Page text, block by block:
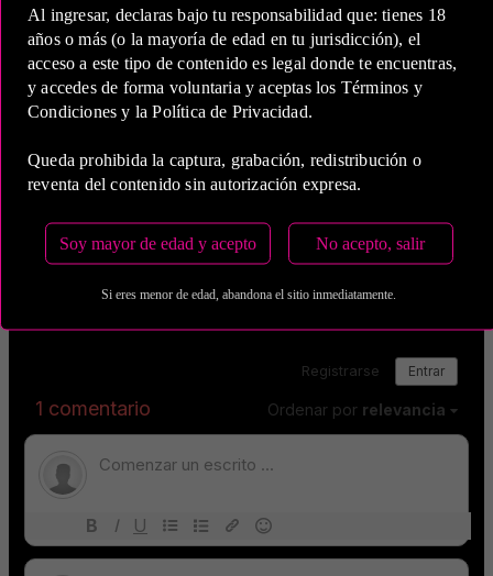
Al ingresar, declaras bajo tu responsabilidad que: tienes 18
años o más (o la mayoría de edad en tu jurisdicción), el
acceso a este tipo de contenido es legal donde te encuentras,
y accedes de forma voluntaria y aceptas los Términos y
Condiciones y la Política de Privacidad.
Queda prohibida la captura, grabación, redistribución o
reventa del contenido sin autorización expresa.
Soy mayor de edad y acepto No acepto, salir
Si eres menor de edad, abandona el sitio inmediatamente.